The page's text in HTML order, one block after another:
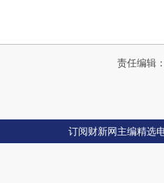
责任编辑
订阅财新网主编精选